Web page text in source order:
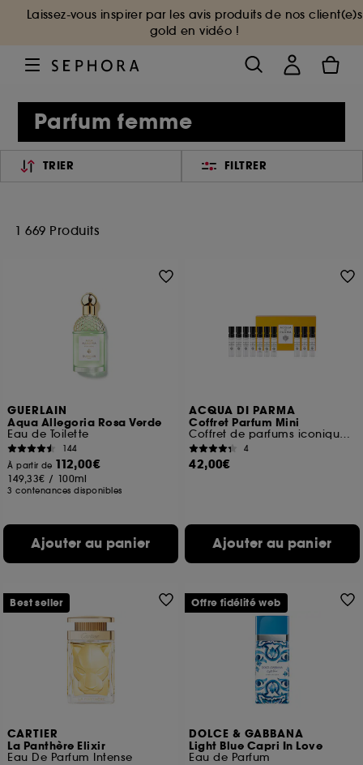
Laissez-vous inspirer par les avis produits de nos client(e)s
gold en vidéo !
Parfum femme
TRIER FILTRER
1 669 Produits
GUERLAIN
Aqua Allegoria Rosa Verde
Eau de Toilette
144
À partir de 112,00€
149,33€ / 100ml
3 contenances disponibles
Ajouter au panier
ACQUA DI PARMA
Coffret Parfum Mini
Coffret de parfums iconiques mini
4
42,00€
Ajouter au panier
CARTIER
La Panthère Elixir
Eau De Parfum Intense
Best seller
DOLCE & GABBANA
Light Blue Capri In Love
Eau de Parfum
Offre fidélité web